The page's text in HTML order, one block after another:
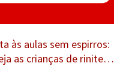
às aulas sem espirros:
as crianças de rinites e